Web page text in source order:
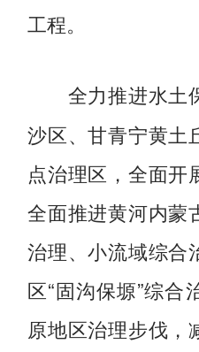
工程。
全力推进水土
沙区、甘青宁黄土
点治理区，全面开
全面推进黄河内蒙
治理、小流域综合
区“固沟保塬”综合
原地区治理步伐，